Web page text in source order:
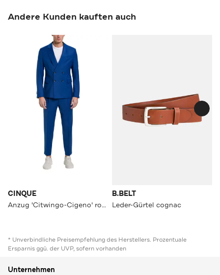
Andere Kunden kauften auch
CINQUE
Anzug 'Citwingo-Cigeno' royalblau
B.BELT
Leder-Gürtel cognac
* Unverbindliche Preisempfehlung des Herstellers. Prozentuale
Ersparnis ggü. der UVP, sofern vorhanden
Unternehmen